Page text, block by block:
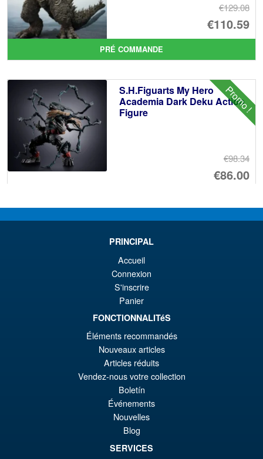
€129.08
Le
€110.59
Le
PRÉ COMMANDE
Promo !
S.H.Figuarts My Hero
Academia Dark Deku Action
Figure
€98.34
Le
€86.00
S.H. MonsterArts Godzilla Vs
Awakening Action Figure
PRÉ COMMANDE
S.H. Figuarts Portgas D. Ace (
Marineford ) One Piece Action
Figure
PRINCIPAL
Accueil
Connexion
S'inscrire
Panier
FONCTIONNALITéS
Éléments recommandés
Nouveaux articles
Articles réduits
Vendez-nous votre collection
Boletín
Événements
Nouvelles
Blog
SERVICES